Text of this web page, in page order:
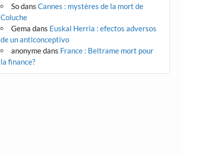
SodansCannes : mystères de la mort de
Coluche
Gema dans Euskal Herria : efectos adversos
de un anticonceptivo
anonymedans France : Beltrame mort pour
la finance?